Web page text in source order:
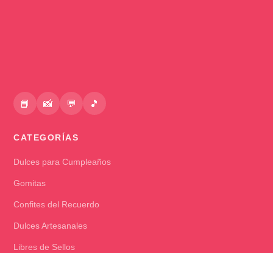
📘 📸 💬 🎵
CATEGORÍAS
Dulces para Cumpleaños
Gomitas
Confites del Recuerdo
Dulces Artesanales
Libres de Sellos